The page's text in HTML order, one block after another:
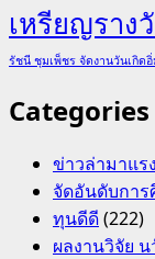
เหรียญราง
รัชนี ชุมเพ็ชร จัดงานวันเกิด
Categories
ข่าวล่ามาแรง
จัดอันดับการ
ทุนดีดี(222)
ผลงานวิจัย